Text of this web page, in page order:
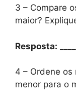
3 – Compare
maior?
Resposta:
4 – Ordene os
menor para o